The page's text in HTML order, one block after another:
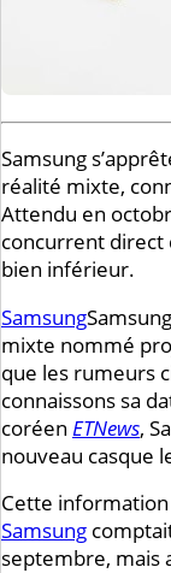
Samsung
réalité mixte,
Attendu en
concurrent direct
bien inférieur.
SamsungSamsung
mixte nommé
que les rumeurs
connaissons sa
coréen ETNews,
nouveau casque
Cette
Samsung
septembre, mais